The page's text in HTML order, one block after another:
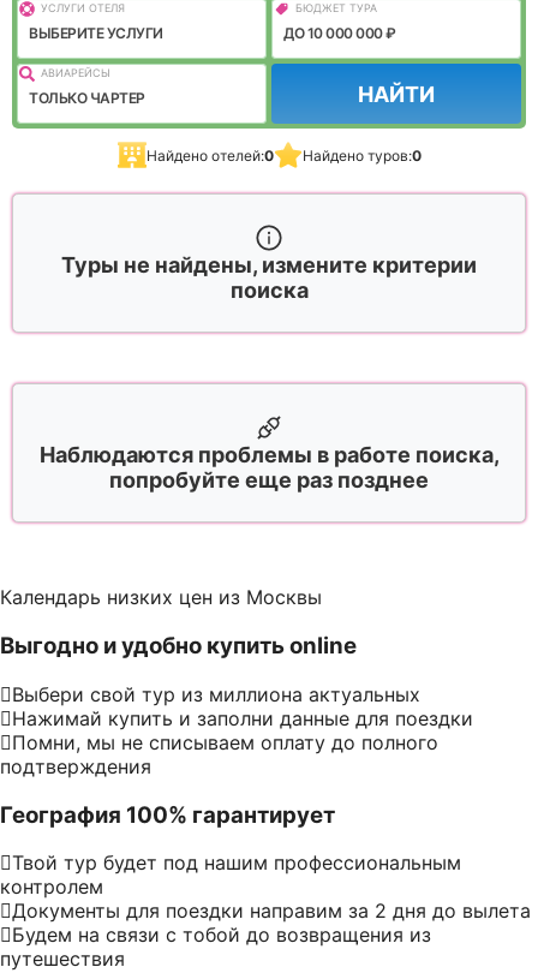
УСЛУГИ ОТЕЛЯ
ВЫБЕРИТЕ УСЛУГИ
БЮДЖЕТ ТУРА
ДО 10 000 000 ₽
АВИАРЕЙСЫ
ТОЛЬКО ЧАРТЕР НАЙТИ
Найдено отелей:0 Найдено туров:0
Туры не найдены, измените критерии
поиска
Наблюдаются проблемы в работе поиска,
попробуйте еще раз позднее
Календарь низких цен из Москвы
Выгодно и удобно купить online
Выбери свой тур из миллиона актуальных
Нажимай купить и заполни данные для поездки
Помни, мы не списываем оплату до полного
подтверждения
География 100% гарантирует
Твой тур будет под нашим профессиональным
контролем
Документы для поездки направим за 2 дня до вылета
Будем на связи с тобой до возвращения из
путешествия